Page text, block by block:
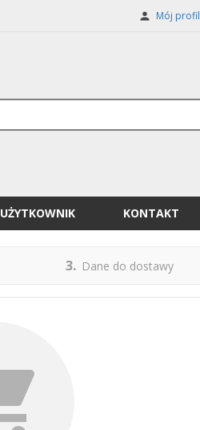
Mój profil
UŻYTKOWNIK KONTAKT
3 Dane do dostawy